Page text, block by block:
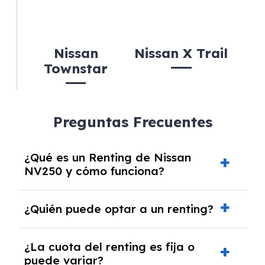
Nissan
Townstar
Nissan X Trail
Preguntas Frecuentes
¿Qué es un Renting de Nissan
NV250 y cómo funciona?
ElRenting de Nissan NV250es una modalidad
adquirirlo en propiedad. Incluye todos los
¿Quién puede optar a un renting?
El rentingestá disponible paraparticulares
autónomosyempresas
¿La cuota del renting es fija o
puede variar?